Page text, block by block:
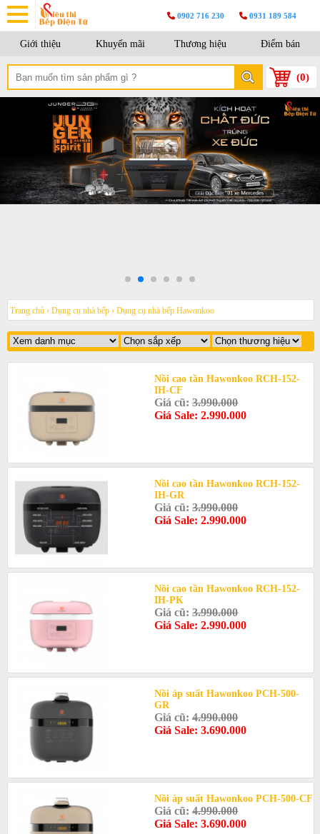
0902 716 230 0931 189 584
Giới thiệu Khuyến mãi Thương hiệu Điểm bán
(0)
Trang chủ › Dụng cụ nhà bếp › Dụng cụ nhà bếp Hawonkoo
Nồi cao tần Hawonkoo RCH-152-
IH-CF
Giá cũ:3.990.000
Giá Sale: 2.990.000
Nồi cao tần Hawonkoo RCH-152-
IH-GR
Giá cũ:3.990.000
Giá Sale: 2.990.000
Nồi cao tần Hawonkoo RCH-152-
IH-PK
Giá cũ:3.990.000
Giá Sale: 2.990.000
Nồi áp suất Hawonkoo PCH-500-
GR
Giá cũ:4.990.000
Giá Sale: 3.690.000
Nồi áp suất Hawonkoo PCH-500-CF
Giá cũ:4.990.000
Giá Sale: 3.690.000